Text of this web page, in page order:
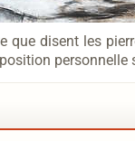
que disent les